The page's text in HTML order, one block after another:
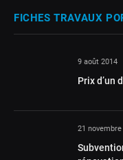
FICHES TRAVAUX
9 août 2014
Prix d’un
21 novembre